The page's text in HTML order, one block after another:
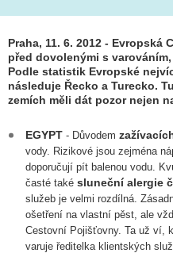
Praha, 11. 6. 2012 -
před dovolenými s
Podle statistik Evropské
následuje Řecko a Turecko.
zemích měli dát pozor nejen
EGYPT - Důvodem
vody. Rizikové jsou zejména
doporučují pít balenou vodu.
časté také sluneční alergie
služeb je velmi rozdílná.
ošetření na vlastní pěst, ale
Cestovní Pojišťovny. Ta už ví,
varuje ředitelka klientských